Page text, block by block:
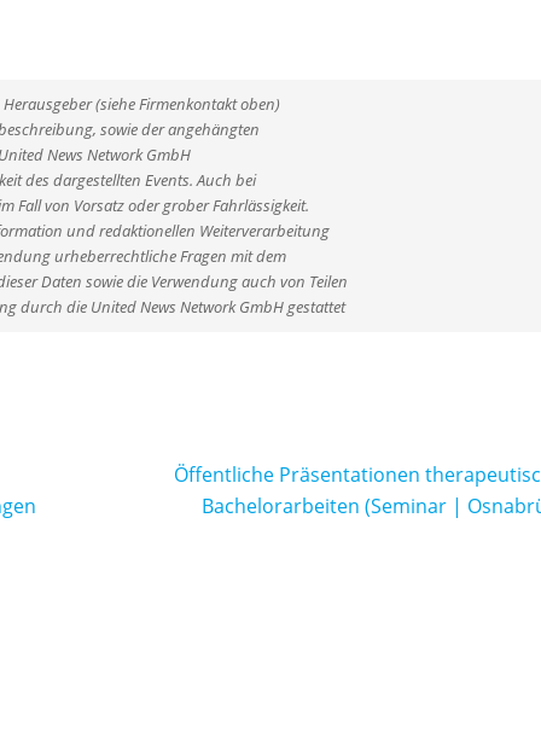
(siehe Firmenkontakt oben)
sowie der angehängten
News Network GmbH
des dargestellten Events. Auch bei
Fall von Vorsatz oder grober Fahrlässigkeit.
und redaktionellen Weiterverarbeitung
urheberrechtliche Fragen mit dem
Daten sowie die Verwendung auch von Teilen
durch die United News Network GmbH gestattet
Öffentliche Präsentationen
Bachelorarbeiten (Seminar |